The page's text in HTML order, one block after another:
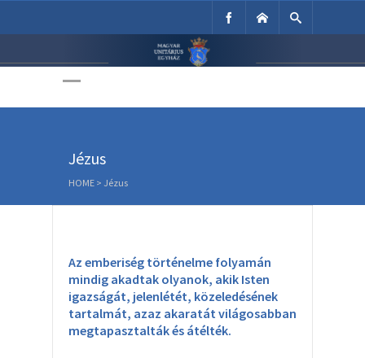
Unitárius Egyház
Jézus
HOME > Jézus
Az emberiség történelme folyamán
mindig akadtak olyanok, akik Isten
igazságát, jelenlétét, közeledésének
tartalmát, azaz akaratát világosabban
megtapasztalták és átélték.